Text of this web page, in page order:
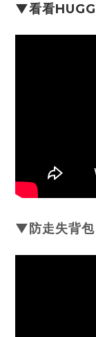
▼看看
▼防走失背